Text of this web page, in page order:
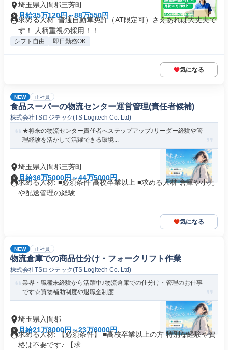
埼玉県入間郡三芳町
月給35万120円～88万550円
求める人材: 普通自動車免許（AT限定可）さえあれば大丈夫で
す！ 人柄重視の採用！！...
シフト自由 即日勤務OK
気になる
NEW 正社員
食品スーパーの物流センター運営管理(責任者候補)
株式会社TSロジテック(TS Logitech Co. Ltd)
★将来の物流センター責任者へステップアップ♪リーダー経験や管
理経験を活かして活躍できる環境...
埼玉県入間郡三芳町
月給36万5000円～44万5000円
求める人材: ■必須条件 高校卒業以上 ■求める人材 倉庫や小売
や配送管理の経験 ...
気になる
NEW 正社員
物流倉庫での商品仕分け・フォークリフト作業
株式会社TSロジテック(TS Logitech Co. Ltd)
業界・職種未経験から活躍中♪物流倉庫での仕分け・管理のお仕事
です☆買物補助制度や退職金制度...
埼玉県入間郡
月給21万8000円～23万6000円
求める人材: 【必須条件】 ■高校卒業以上の方 特別な経験や資
格は不要です♪ 【求...